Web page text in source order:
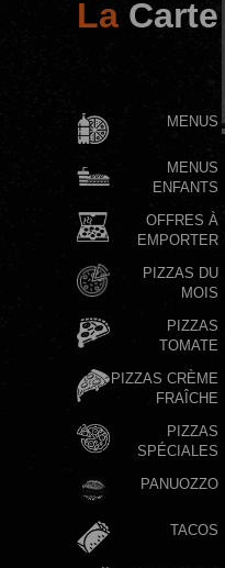
La Carte
MENUS
MENUS
ENFANTS
OFFRES À
EMPORTER
PIZZAS DU
MOIS
PIZZAS
TOMATE
PIZZAS CRÈME
FRAÎCHE
PIZZAS
SPÉCIALES
PANUOZZO
TACOS